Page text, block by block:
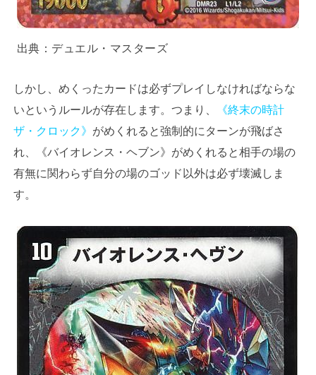
出典： デュエル・マスターズ
しかし、めくったカードは必ずプレイしなければならな
いというルールが存在します。つまり、
《終末の時計
ザ・クロック》 がめくれると強制的にターンが飛ばさ
れ、《バイオレンス・ヘブン》がめくれると相手の場の
有無に関わらず自分の場のゴッド以外は必ず壊滅しま
す。